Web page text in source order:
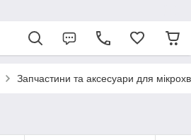
Запчастини та аксесуари для